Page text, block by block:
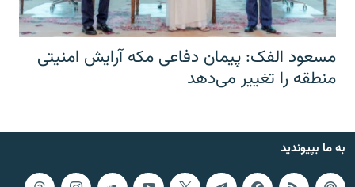
مسعود الفک: پیمان دفاعی مکه آرایش امنیتی
منطقه را تغییر می‌دهد
به ما بپیوندید